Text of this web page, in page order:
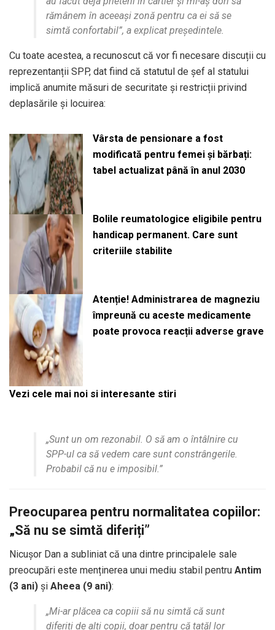
rămânem în aceeași zonă pentru ca ei să se
simtă confortabil”, a explicat președintele.
Cu toate acestea, a recunoscut că vor fi necesare discuții cu
reprezentanții SPP, dat fiind că statutul de șef al statului
implică anumite măsuri de securitate și restricții privind
deplasările și locuirea:
Vârsta de pensionare a fost
modificată pentru femei și bărbați:
tabel actualizat până în anul 2030
Bolile reumatologice eligibile pentru
handicap permanent. Care sunt
criteriile stabilite
Atenție! Administrarea de magneziu
împreună cu aceste medicamente
poate provoca reacții adverse grave
Vezi cele mai noi si interesante stiri
„Sunt un om rezonabil. O să am o întâlnire cu
SPP-ul ca să vedem care sunt constrângerile.
Probabil că nu e imposibil.”
Preocuparea pentru normalitatea copiilor:
„Să nu se simtă diferiți”
Nicușor Dan a subliniat că una dintre principalele sale
preocupări este menținerea unui mediu stabil pentru Antim
(3 ani) și Aheea (9 ani):
„Mi-ar plăcea ca copiii să nu simtă că sunt
diferiți de alți copii, doar pentru că tatăl lor